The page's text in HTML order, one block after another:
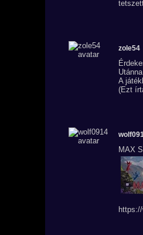
zole54
A
(Ezt
MAX